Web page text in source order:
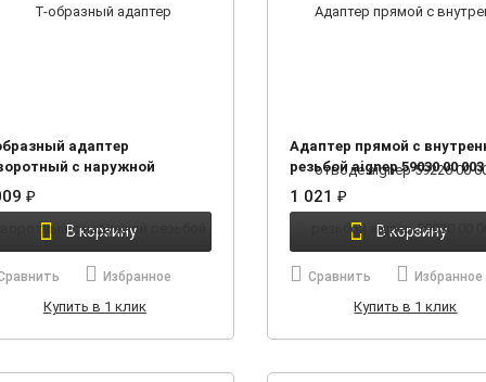
адаптер
с наружной
(параллельная) на
aignep 59216 00 011
₽
В корзину
Избранное
Купить в 1 клик
Адаптер прямой с
резьбой aignep 59030 00 003
1 021 ₽
В корзину
Сравнить Избранное
Купить в 1 клик